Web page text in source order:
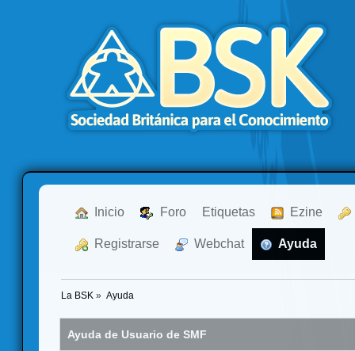
Inicio Foro Etiquetas Ezine
Registrarse Webchat Ayuda
La BSK » Ayuda
Ayuda de Usuario de SMF